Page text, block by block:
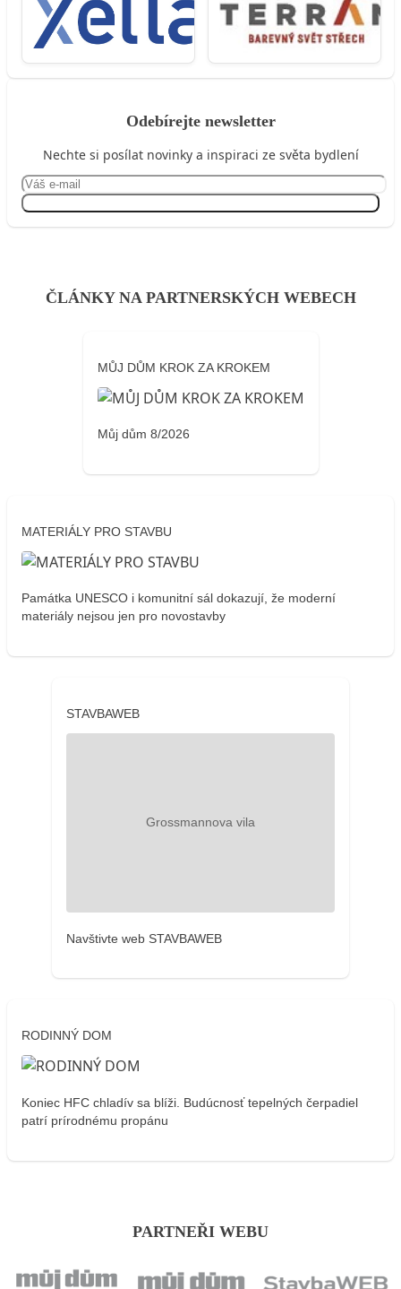
Odebírejte newsletter
Nechte si posílat novinky a inspiraci ze světa bydlení
ČLÁNKY NA PARTNERSKÝCH WEBECH
MŮJ DŮM KROK ZA KROKEM
Můj dům 8/2026
MATERIÁLY PRO STAVBU
Památka UNESCO i komunitní sál dokazují, že moderní
materiály nejsou jen pro novostavby
STAVBAWEB
Navštivte web STAVBAWEB
RODINNÝ DOM
Koniec HFC chladív sa blíži. Budúcnosť tepelných čerpadiel
patrí prírodnému propánu
PARTNEŘI WEBU